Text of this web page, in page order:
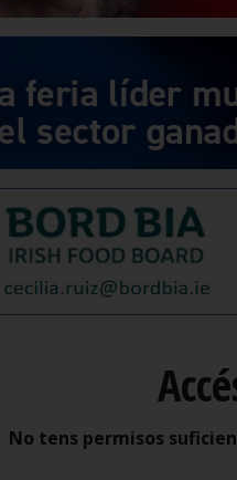
No tens permisos